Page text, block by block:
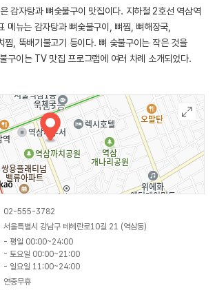
감자탕과 뼈숯불구이 맛집이다. 지하철 2호선 역삼역
메뉴는 감자탕과 뼈숯불구이, 뼈찜, 뼈해장국,
찜, 뚝배기불고기 등이다. 뼈 숯불구이는 작은 것을
구이는 TV 맛집 프로그램에 여러 차례 소개되었다.
02-555-3782
서울특별시 강남구 테헤란로10길 21 (역삼동)
- 평일 00:00~24:00
- 토요일 00:00~21:00
- 일요일 11:00~24:00
연중무휴